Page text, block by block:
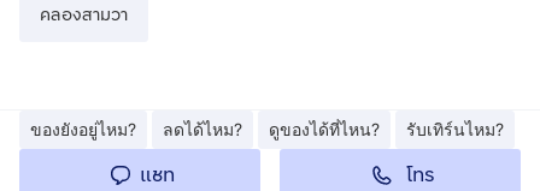
คลองสามวา
ของยังอยู่ไหม? ลดได้ไหม? ดูของได้ที่ไหน? รับเทิร์นไหม?
แชท โทร